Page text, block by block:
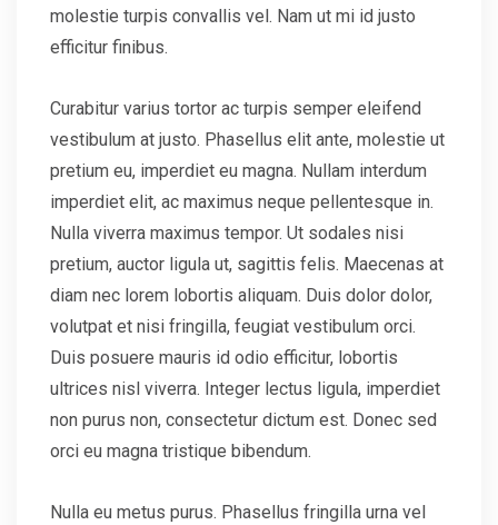
molestie turpis convallis vel. Nam ut mi id justo
efficitur finibus.
Curabitur varius tortor ac turpis semper eleifend
vestibulum at justo. Phasellus elit ante, molestie ut
pretium eu, imperdiet eu magna. Nullam interdum
imperdiet elit, ac maximus neque pellentesque in.
Nulla viverra maximus tempor. Ut sodales nisi
pretium, auctor ligula ut, sagittis felis. Maecenas at
diam nec lorem lobortis aliquam. Duis dolor dolor,
volutpat et nisi fringilla, feugiat vestibulum orci.
Duis posuere mauris id odio efficitur, lobortis
ultrices nisl viverra. Integer lectus ligula, imperdiet
non purus non, consectetur dictum est. Donec sed
orci eu magna tristique bibendum.
Nulla eu metus purus. Phasellus fringilla urna vel